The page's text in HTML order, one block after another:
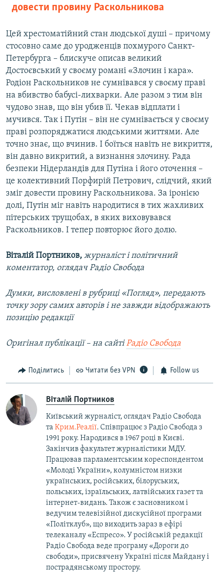
довести провину Раскольникова
Цей хрестоматійний стан людської душі – причому
стосовно саме до уродженців похмурого Санкт-
Петербурга – блискуче описав великий
Достоєвський у своєму романі «Злочин і кара».
Родіон Раскольников не сумнівався у своєму праві
на вбивство бабусі-лихварки. Але разом з тим він
чудово знав, що він убив її. Чекав відплати і
мучився. Так і Путін – він не сумнівається у своєму
праві розпоряджатися людськими життями. Але
точно знає, що вчинив. І боїться навіть не викриття,
він давно викритий, а визнання злочину. Рада
безпеки Нідерландів для Путіна і його оточення –
це колективний Порфирій Петрович, слідчий, який
зміг довести провину Раскольникова. За іронією
долі, Путін міг навіть народитися в тих жахливих
пітерських трущобах, в яких виховувався
Раскольников. І тепер повторює його долю.
Віталій Портников, журналіст і політичний
коментатор, оглядач Радіо Свобода
Думки, висловлені в рубриці «Погляд», передають
точку зору самих авторів і не завжди відображають
позицію редакції
Оригінал публікації –​ на сайтіРадіо Свобода
Поділитись Читати без VPN Follow us
Віталій Портников
Київський журналіст, оглядач Радіо Свобода
та Крим.Реалії. Співпрацює з Радіо Свобода з
1991 року. Народився в 1967 році в Києві.
Закінчив факультет журналістики МДУ.
Працював парламентським кореспондентом
«Молоді України», колумністом низки
українських, російських, білоруських,
польських, ізраїльських, латвійських газет та
інтернет-видань. Також є засновником і
ведучим телевізійної дискусійної програми
«Політклуб», що виходить зараз в ефірі
телеканалу «Еспресо». У російській редакції
Радіо Свобода веде програму «Дороги до
свободи», присвячену Україні після Майдану і
пострадянському простору.